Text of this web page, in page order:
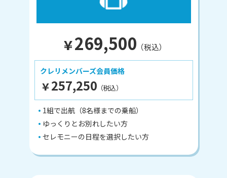
¥269,500 （税込）
クレリメンバーズ会員価格
¥257,250 （税込）
1組で出航（8名様までの乗船）
ゆっくりとお別れしたい方
セレモニーの日程を選択したい方